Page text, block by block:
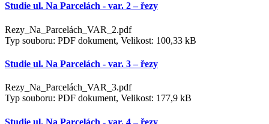
Studie ul. Na Parcelách - var. 2 – řezy
Rezy_Na_Parcelách_VAR_2.pdf
Typ souboru: PDF dokument, Velikost: 100,33 kB
Studie ul. Na Parcelách - var. 3 – řezy
Rezy_Na_Parcelách_VAR_3.pdf
Typ souboru: PDF dokument, Velikost: 177,9 kB
Studie ul. Na Parcelách - var. 4 – řezy